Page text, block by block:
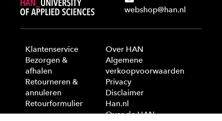
webshop@han.nl
Klantenservice
Bezorgen &
afhalen
Retourneren &
annuleren
Retourformulier
Over HAN
Algemene
verkoopvoorwaarden
Privacy
Disclaimer
Han.nl
Over de HAN